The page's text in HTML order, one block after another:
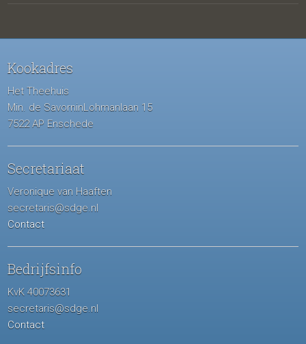
Kookadres
Het Theehuis
Min. de SavorninLohmanlaan 15
7522 AP Enschede
Secretariaat
Veronique van Haaften
secretaris@sdge.nl
Contact
Bedrijfsinfo
KvK 40073631
secretaris@sdge.nl
Contact